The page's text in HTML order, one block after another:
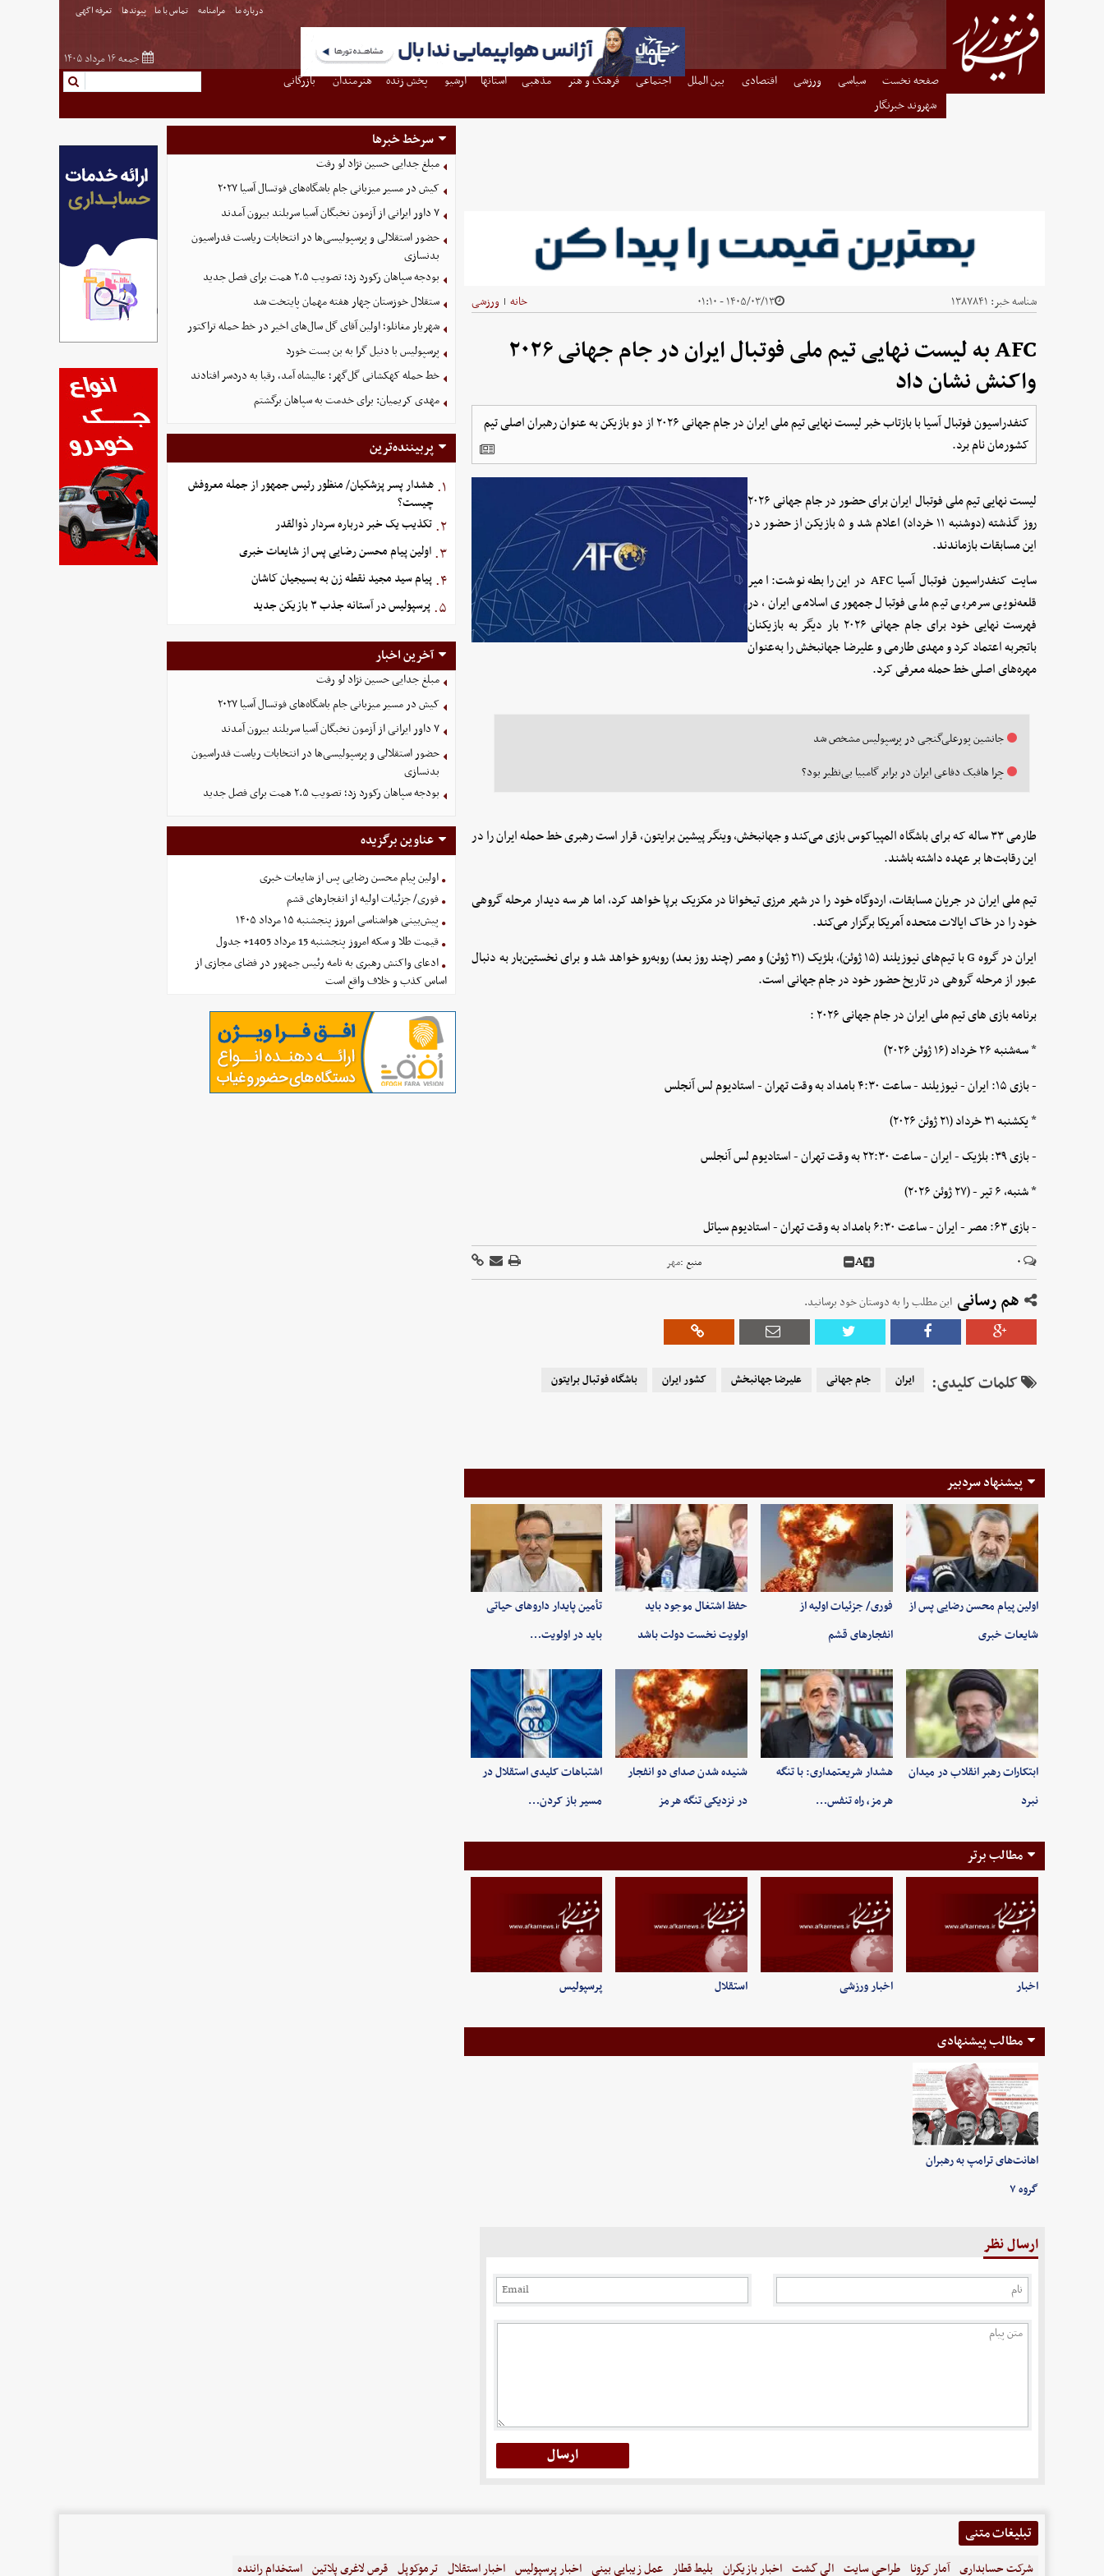
درباره ما مرامنامه تماس با ما پیوندها تعرفه اگهی
جمعه ۱۶ مرداد ۱۴۰۵
صفحه نخست سیاسی ورزشی اقتصادی بین الملل اجتماعی فرهنگ و هنر مذهبی استانها آرشیو پخش زنده هنرمندان
بازرگانی
شهروند خبرنگار
شناسه خبر: ۱۳۸۷۸۴۱ ۱۴۰۵/۰۳/۱۳ - ۰۱:۱۰ خانه | ورزشی
AFC به لیست نهایی تیم ملی فوتبال ایران در جام جهانی ۲۰۲۶
واکنش نشان داد
کنفدراسیون فوتبال آسیا با بازتاب خبر لیست نهایی تیم ملی ایران در جام جهانی ۲۰۲۶ از دو بازیکن به عنوان رهبران اصلی تیم
کشورمان نام برد.
لیست نهایی تیم ملی فوتبال ایران برای حضور در جام جهانی ۲۰۲۶
روز گذشته (دوشنبه ۱۱ خرداد) اعلام شد و ۵ بازیکن از حضور در
این مسابقات بازماندند.
سایت کنفدراسیون فوتبال آسیا AFC در این رابطه نوشت: امیر
قلعه‌نویی سرمربی تیم ملی فوتبال جمهوری اسلامی ایران، در
فهرست نهایی خود برای جام جهانی ۲۰۲۶ بار دیگر به بازیکنان
باتجربه اعتماد کرد و مهدی طارمی و علیرضا جهانبخش را به‌عنوان
مهره‌های اصلی خط حمله معرفی کرد.
جانشین پورعلی‌گنجی در پرسپولیس مشخص شد
چرا هافبک دفاعی ایران در برابر گامبیا بی‌نظیر بود؟
طارمی ۳۳ ساله که برای باشگاه المپیاکوس بازی می‌کند و جهانبخش، وینگر پیشین برایتون، قرار است رهبری خط حمله ایران را در
این رقابت‌ها بر عهده داشته باشند.
تیم ملی ایران در جریان مسابقات، اردوگاه خود را در شهر مرزی تیخوانا در مکزیک برپا خواهد کرد، اما هر سه دیدار مرحله گروهی
خود را در خاک ایالات متحده آمریکا برگزار می‌کند.
ایران در گروه G با تیم‌های نیوزیلند (۱۵ ژوئن)، بلژیک (۲۱ ژوئن) و مصر (چند روز بعد) روبه‌رو خواهد شد و برای نخستین‌بار به دنبال
عبور از مرحله گروهی در تاریخ حضور خود در جام جهانی است.
برنامه بازی های تیم ملی ایران در جام جهانی ۲۰۲۶ :
* سه‌شنبه ۲۶ خرداد (۱۶ ژوئن ۲۰۲۶)
- بازی ۱۵: ایران - نیوزیلند - ساعت ۴:۳۰ بامداد به وقت تهران - استادیوم لس آنجلس
* یکشنبه ۳۱ خرداد (۲۱ ژوئن ۲۰۲۶)
- بازی ۳۹: بلژیک - ایران - ساعت ۲۲:۳۰ به وقت تهران - استادیوم لس آنجلس
* شنبه، ۶ تیر - (۲۷ ژوئن ۲۰۲۶)
- بازی ۶۳: مصر - ایران - ساعت ۶:۳۰ بامداد به وقت تهران - استادیوم سیاتل
۰ A منبع :مهر
هم رسانی این مطلب را به دوستان خود برسانید.
کلمات کلیدی: ایران جام جهانی علیرضا جهانبخش کشور ایران باشگاه فوتبال برایتون
پیشنهاد سردبیر
اولین پیام محسن رضایی پس از
شایعات خبری
فوری/ جزئیات اولیه از
انفجارهای قشم
حفظ اشتغال موجود باید
اولویت نخست دولت باشد
تأمین پایدار داروهای حیاتی
باید در اولویت…
ابتکارات رهبر انقلاب در میدان
نبرد
هشدار شریعتمداری: با تنگه
هرمز، راه تنفس…
شنیده شدن صدای دو انفجار
در نزدیکی تنگه هرمز
اشتباهات کلیدی استقلال در
مسیر باز کردن…
مطالب برتر
اخبار اخبار ورزشی استقلال پرسپولیس
مطالب پیشنهادی
اهانت‌های ترامپ به رهبران
گروه ۷
ارسال نظر
سرخط خبرها
مبلغ جدایی حسین نژاد لو رفت
کیش در مسیر میزبانی جام باشگاه‌های فوتسال آسیا ۲۰۲۷
۷ داور ایرانی از آزمون نخبگان آسیا سربلند بیرون آمدند
حضور استقلالی و پرسپولیسی‌ها در انتخابات ریاست فدراسیون
بدنسازی
بودجه سپاهان رکورد زد؛ تصویب ۲.۵ همت برای فصل جدید
ستقلال خوزستان چهار هفته مهمان پایتخت شد
شهریار مغانلو؛ اولین آقای گل سال‌های اخیر در خط حمله تراکتور
پرسپولیس با دنیل گرا به بن بست خورد
خط حمله کهکشانی گل‌گهر؛ عالیشاه آمد، رقبا به دردسر افتادند
مهدی کریمیان: برای خدمت به سپاهان برگشتم
پربیننده‌ترین
۱. هشدار پسر پزشکیان/ منظور رئیس جمهور از جمله معروفش
چیست؟
۲. تکذیب یک خبر درباره سردار ذوالقدر
۳. اولین پیام محسن رضایی پس از شایعات خبری
۴. پیام سید مجید نقطه زن به بسیجیان کاشان
۵. پرسپولیس در آستانه جذب ۳ بازیکن جدید
آخرین اخبار
مبلغ جدایی حسین نژاد لو رفت
کیش در مسیر میزبانی جام باشگاه‌های فوتسال آسیا ۲۰۲۷
۷ داور ایرانی از آزمون نخبگان آسیا سربلند بیرون آمدند
حضور استقلالی و پرسپولیسی‌ها در انتخابات ریاست فدراسیون
بدنسازی
بودجه سپاهان رکورد زد؛ تصویب ۲.۵ همت برای فصل جدید
عناوین برگزیده
اولین پیام محسن رضایی پس از شایعات خبری
فوری/ جزئیات اولیه از انفجارهای قشم
پیش‌بینی هواشناسی امروز پنجشنبه ۱۵ مرداد ۱۴۰۵
قیمت طلا و سکه امروز پنجشنبه 15 مرداد 1405+ جدول
ادعای واکنش رهبری به نامه رئیس جمهور در فضای مجازی از
اساس کذب و خلاف واقع است
تبلیغات متنی
شرکت حسابداری آمار کرونا طراحی سایت الی گشت اخبار بازیگران بلیط قطار عمل زیبایی بینی اخبار پرسپولیس اخبار استقلال ترموکوپل قرص لاغری پلاتین استخدام راننده